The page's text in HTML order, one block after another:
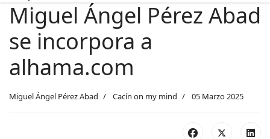
Miguel Ángel Pérez Abad
se incorpora a
alhama.com
Miguel Ángel Pérez Abad Cacín on my mind 05 Marzo 2025